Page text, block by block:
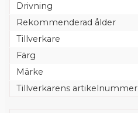
Drivning
Rekommenderad ålder
Tillverkare
Färg
Märke
Tillverkarens artikelnummer